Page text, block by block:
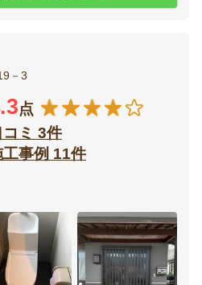
－3
点
コミ 3件
工事例 11件